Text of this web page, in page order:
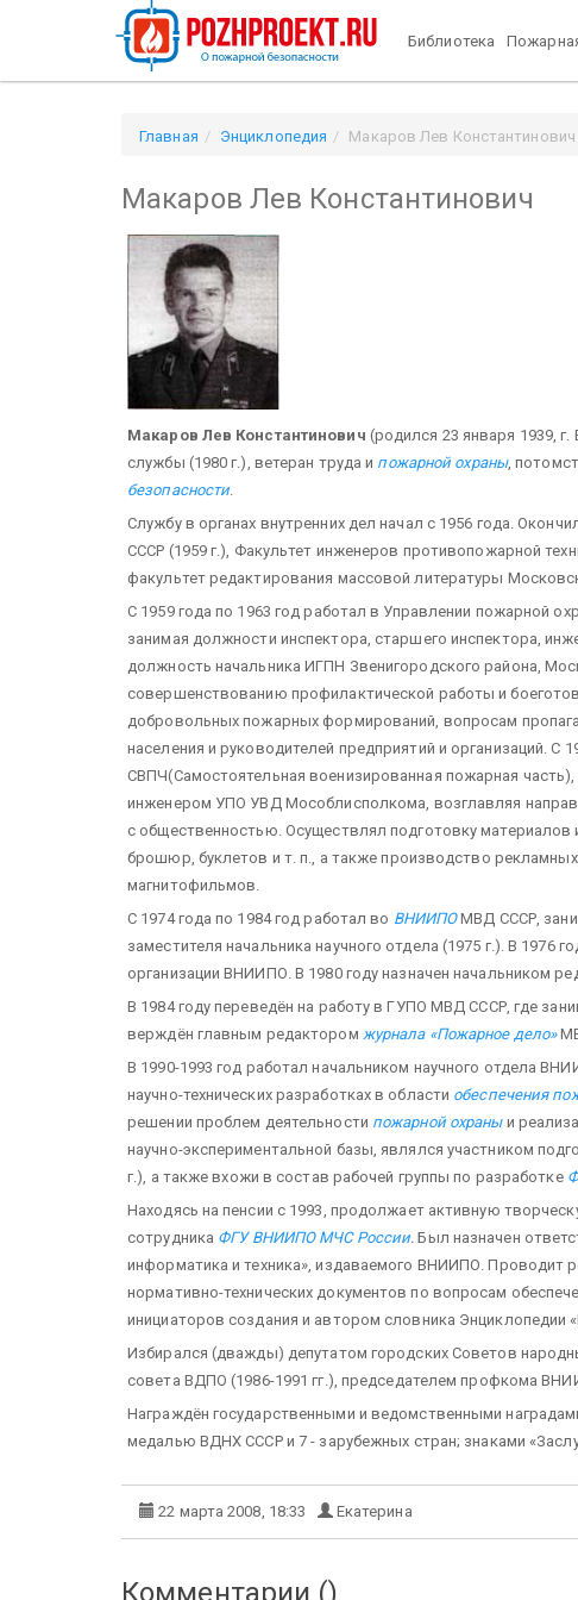
Библиотека
Главная Энциклопедия Макаров Лев Константинович
Макаров Лев Константинович
Макаров Лев Константинович (родился 23 января 1939,
службы (1980 г.), ветеран труда и пожарной охраны,
безопасности.
Службу в органах внутренних дел начал с 1956 года.
СССР (1959 г.), Факультет инженеров противопожарной
факультет редактирования массовой литературы
С 1959 года по 1963 год работал в Управлении пожарной
занимая должности инспектора, старшего инспектора,
должность начальника ИГПН Звенигородского района,
совершенствованию профилакти­ческой работы и
доброволь­ных пожарных формирований, вопросам
населения и руководителей предприятий и организаций. С
СВПЧ(Самостоятельная военизированная пожарная
инженером УПО УВД Мособлисполкома, возглавляя
с общественностью. Осуществлял подготовку мате­риалов
брошюр, буклетов и т. п., а также производство рекламных
магнитофильмов.
С 1974 года по 1984 год работал во ВНИИПОМВД СССР,
заместителя начальника научного отдела (1975 г.). В
организации ВНИИПО. В 1980 году назначен начальником
В 1984 году переведён на работу в ГУПО МВД СССР, где
верждён главным редактором журнала «Пожарное дело»
В 1990-1993 год работал начальником научного отдела
научно-технических разработках в области обеспечения
решении проблем деятельности пожарной охраныи
научно-экспериментальной базы, являлся участником
г.), а также вхожи в состав рабочей группы по разработке
Находясь на пенсии с 1993, продолжает активную
сотрудника ФГУ ВНИИПО МЧС России. Был назначен
информатика и техника», издаваемого ВНИИПО. Проводит
нормативно-технических документов по вопросам
инициаторов создания и автором словника Энциклопедии
Избирался (дважды) депутатом городских Советов
совета ВДПО (1986-1991 гг.), председателем профкома
Награждён государственными и ведомственными
ме­далью ВДНХ СССР и 7 - зарубежных стран; знаками
22 марта 2008, 18:33 Екатерина
Комментарии ()